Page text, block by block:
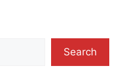
Search